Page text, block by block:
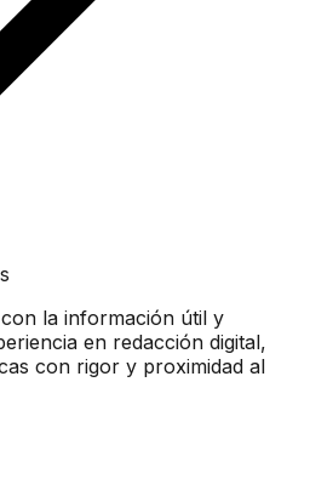
la información útil y
en redacción digital,
con rigor y proximidad al